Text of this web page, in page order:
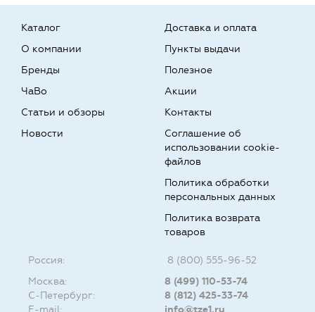
Каталог
О компании
Бренды
Доставка и оплата
Пункты выдачи
Полезное
ЧаВо
Статьи и обзоры
Новости
Акции
Контакты
Соглашение об
использовании cookie-
файлов
Политика обработки
персональных данных
Политика возврата
товаров
Россия:
8 (800) 555-96-52
Москва:
8 (499) 110-53-74
С-Петербург:
8 (812) 425-33-74